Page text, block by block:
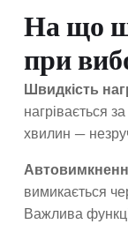
На що
при
Швидкість
нагрівається
хвилин —
вимикається
Важлива